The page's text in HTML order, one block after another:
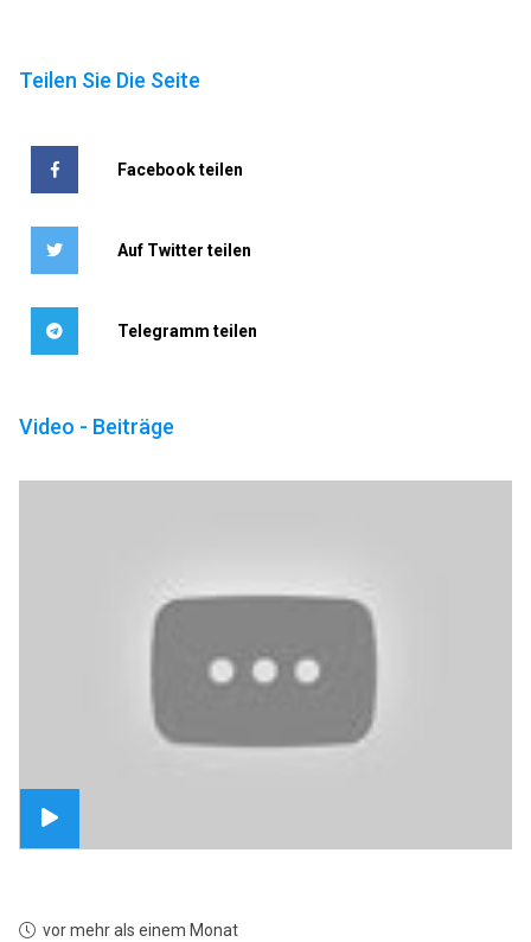
Teilen Sie Die Seite
Facebook teilen
Auf Twitter teilen
Telegramm teilen
Video - Beiträge
vor mehr als einem Monat